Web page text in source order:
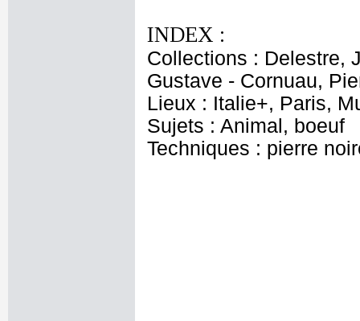
INDEX :
Collections : Delestre,
Gustave - Cornuau,
Lieux : Italie+, Paris,
Sujets : Animal, boeuf
Techniques : pierre